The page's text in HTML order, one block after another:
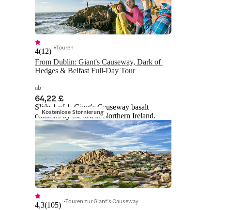
From Dublin: Giant's Causeway, Dark of
Hedges & Belfast Full-Day Tour
4(12) Touren
ab
64,22 £
Kostenlose Stornierung
Slide 1 of 1, Giant's Causeway basalt
columns by the sea in Northern Ireland.
4,3(105) Touren zur Giant’s Causeway